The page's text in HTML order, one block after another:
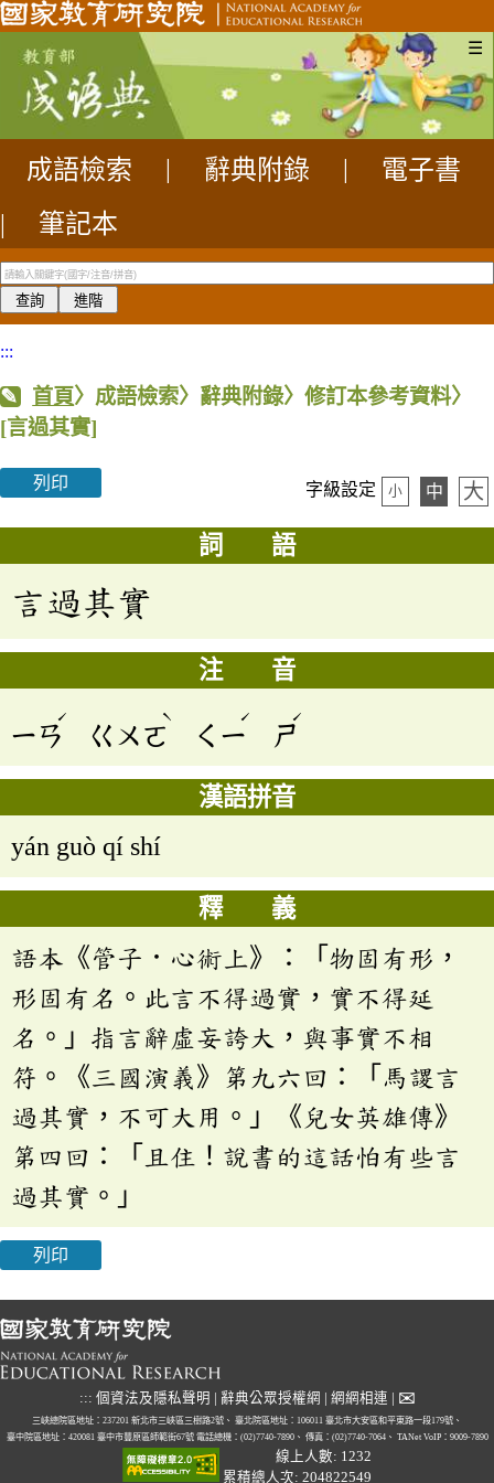
☰
成語檢索 辭典附錄
電子書
|
筆記本
:::
首頁〉成語檢索〉辭典附錄〉修訂本參考資料〉
[言過其實]
列印 字級設定 小 中 大
詞 語
言過其實
注 音
ㄧㄢ
ˊ
ㄍㄨㄛ
ˋ
ㄑㄧ
ˊ
ㄕ
ˊ
漢語拼音
yán guò qí shí
釋 義
語本《管子．心術上》：「物固有形，
形固有名。此言不得過實，實不得延
名。」指言辭虛妄誇大，與事實不相
符。《三國演義》第九六回：「馬謖言
過其實，不可大用。」《兒女英雄傳》
第四回：「且住！說書的這話怕有些言
過其實。」
列印
::: 個資法及隱私聲明 辭典公眾授權網 網網相連 ✉
三峽總院區地址：237201 新北市三峽區三樹路2號、 臺北院區地址：106011 臺北市大安區和平東路一段179號、
臺中院區地址：420081 臺中市豐原區師範街67號 電話總機：(02)7740-7890、 傳真：(02)7740-7064、 TANet VoIP：9009-7890
線上人數: 1232
累積總人次: 204822549